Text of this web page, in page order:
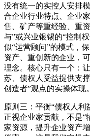
没有统一的实控人安排
合企业行业特点、企业
售、矿产等重经验、重
与”或兴业银锡的“控制
似“运营顾问”的模式，
资产、重创新的企业，
理念。核心只有一个：
苏、债权人受益提供支
创造者”观点的实操体现。
原则三：平衡“债权人利
正视企业家贡献，不是“
家资源，提升企业资产